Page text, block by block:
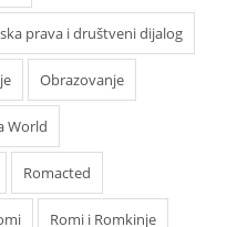
prava i društveni dijalog
Obrazovanje
World
Romacted
Romi i Romkinje